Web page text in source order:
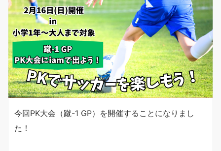
今回PK大会（蹴-1 GP）を開催することになりまし
た！